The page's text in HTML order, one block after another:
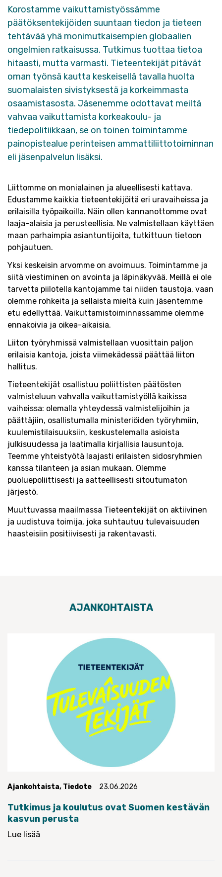
Korostamme vaikuttamistyössämme
päätöksentekijöiden suuntaan tiedon ja tieteen
tehtävää yhä monimutkaisempien globaalien
ongelmien ratkaisussa. Tutkimus tuottaa tietoa
hitaasti, mutta varmasti. Tieteentekijät pitävät
oman työnsä kautta keskeisellä tavalla huolta
suomalaisten sivistyksestä ja korkeimmasta
osaamistasosta. Jäsenemme odottavat meiltä
vahvaa vaikuttamista korkeakoulu- ja
tiedepolitiikkaan, se on toinen toimintamme
painopistealue perinteisen ammattiliittotoiminnan
eli jäsenpalvelun lisäksi.
Liittomme on monialainen ja alueellisesti kattava.
Edustamme kaikkia tieteentekijöitä eri uravaiheissa ja
erilaisilla työpaikoilla. Näin ollen kannanottomme ovat
laaja-alaisia ja perusteellisia. Ne valmistellaan käyttäen
maan parhaimpia asiantuntijoita, tutkittuun tietoon
pohjautuen.
Yksi keskeisin arvomme on avoimuus. Toimintamme ja
siitä viestiminen on avointa ja läpinäkyvää. Meillä ei ole
tarvetta piilotella kantojamme tai niiden taustoja, vaan
olemme rohkeita ja sellaista mieltä kuin jäsentemme
etu edellyttää. Vaikuttamistoiminnassamme olemme
ennakoivia ja oikea-aikaisia.
Liiton työryhmissä valmistellaan vuosittain paljon
erilaisia kantoja, joista viimekädessä päättää liiton
hallitus.
Tieteentekijät osallistuu poliittisten päätösten
valmisteluun vahvalla vaikuttamistyöllä kaikissa
vaiheissa: olemalla yhteydessä valmistelijoihin ja
päättäjiin, osallistumalla ministeriöiden työryhmiin,
kuulemistilaisuuksiin, keskustelemalla asioista
julkisuudessa ja laatimalla kirjallisia lausuntoja.
Teemme yhteistyötä laajasti erilaisten sidosryhmien
kanssa tilanteen ja asian mukaan. Olemme
puoluepoliittisesti ja aatteellisesti sitoutumaton
järjestö.
Muuttuvassa maailmassa Tieteentekijät on aktiivinen
ja uudistuva toimija, joka suhtautuu tulevaisuuden
haasteisiin positiivisesti ja rakentavasti.
AJANKOHTAISTA
Ajankohtaista, Tiedote 23.06.2026
Tutkimus ja koulutus ovat Suomen kestävän
kasvun perusta
Lue lisää